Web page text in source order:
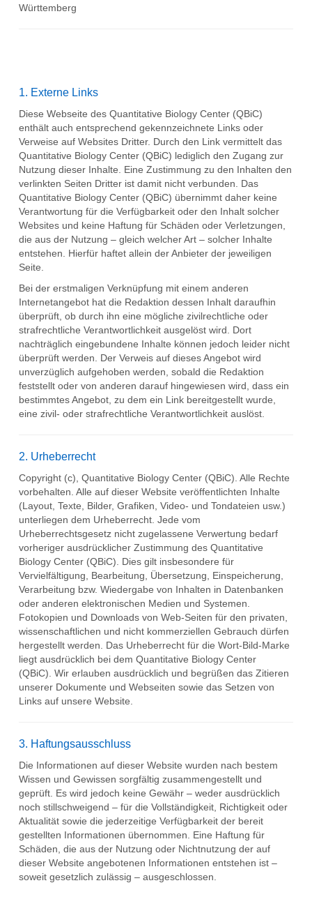
Württemberg
1. Externe Links
Diese Webseite des Quantitative Biology Center (QBiC)
enthält auch entsprechend gekennzeichnete Links oder
Verweise auf Websites Dritter. Durch den Link vermittelt das
Quantitative Biology Center (QBiC) lediglich den Zugang zur
Nutzung dieser Inhalte. Eine Zustimmung zu den Inhalten den
verlinkten Seiten Dritter ist damit nicht verbunden. Das
Quantitative Biology Center (QBiC) übernimmt daher keine
Verantwortung für die Verfügbarkeit oder den Inhalt solcher
Websites und keine Haftung für Schäden oder Verletzungen,
die aus der Nutzung – gleich welcher Art – solcher Inhalte
entstehen. Hierfür haftet allein der Anbieter der jeweiligen
Seite.
Bei der erstmaligen Verknüpfung mit einem anderen
Internetangebot hat die Redaktion dessen Inhalt daraufhin
überprüft, ob durch ihn eine mögliche zivilrechtliche oder
strafrechtliche Verantwortlichkeit ausgelöst wird. Dort
nachträglich eingebundene Inhalte können jedoch leider nicht
überprüft werden. Der Verweis auf dieses Angebot wird
unverzüglich aufgehoben werden, sobald die Redaktion
feststellt oder von anderen darauf hingewiesen wird, dass ein
bestimmtes Angebot, zu dem ein Link bereitgestellt wurde,
eine zivil- oder strafrechtliche Verantwortlichkeit auslöst.
2. Urheberrecht
Copyright (c), Quantitative Biology Center (QBiC). Alle Rechte
vorbehalten. Alle auf dieser Website veröffentlichten Inhalte
(Layout, Texte, Bilder, Grafiken, Video- und Tondateien usw.)
unterliegen dem Urheberrecht. Jede vom
Urheberrechtsgesetz nicht zugelassene Verwertung bedarf
vorheriger ausdrücklicher Zustimmung des Quantitative
Biology Center (QBiC). Dies gilt insbesondere für
Vervielfältigung, Bearbeitung, Übersetzung, Einspeicherung,
Verarbeitung bzw. Wiedergabe von Inhalten in Datenbanken
oder anderen elektronischen Medien und Systemen.
Fotokopien und Downloads von Web-Seiten für den privaten,
wissenschaftlichen und nicht kommerziellen Gebrauch dürfen
hergestellt werden. Das Urheberrecht für die Wort-Bild-Marke
liegt ausdrücklich bei dem Quantitative Biology Center
(QBiC). Wir erlauben ausdrücklich und begrüßen das Zitieren
unserer Dokumente und Webseiten sowie das Setzen von
Links auf unsere Website.
3. Haftungsausschluss
Die Informationen auf dieser Website wurden nach bestem
Wissen und Gewissen sorgfältig zusammengestellt und
geprüft. Es wird jedoch keine Gewähr – weder ausdrücklich
noch stillschweigend – für die Vollständigkeit, Richtigkeit oder
Aktualität sowie die jederzeitige Verfügbarkeit der bereit
gestellten Informationen übernommen. Eine Haftung für
Schäden, die aus der Nutzung oder Nichtnutzung der auf
dieser Website angebotenen Informationen entstehen ist –
soweit gesetzlich zulässig – ausgeschlossen.